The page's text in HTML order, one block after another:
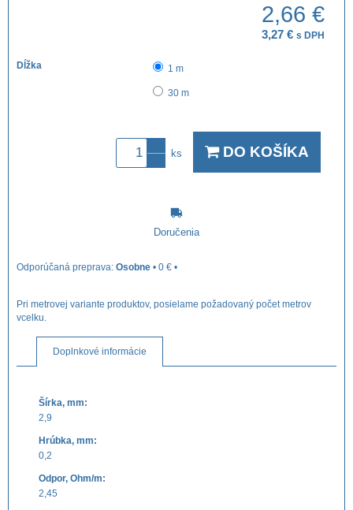
2,66 €
3,27 € s DPH
Dĺžka 1 m
30 m
ks DO KOŠÍKA
Doručenia
Osobne • 0 € •
Pri metrovej variante produktov, posielame požadovaný počet metrov
vcelku.
Doplnkové informácie
Šírka, mm:
2,9
Hrúbka, mm:
0,2
Odpor, Ohm/m:
2,45